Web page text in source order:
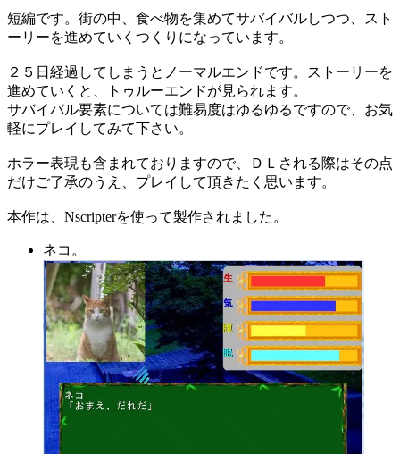
短編です。街の中、食べ物を集めてサバイバルしつつ、スト
ーリーを進めていくつくりになっています。
２５日経過してしまうとノーマルエンドです。ストーリーを
進めていくと、トゥルーエンドが見られます。
サバイバル要素については難易度はゆるゆるですので、お気
軽にプレイしてみて下さい。
ホラー表現も含まれておりますので、ＤＬされる際はその点
だけご了承のうえ、プレイして頂きたく思います。
本作は、Nscripterを使って製作されました。
ネコ。